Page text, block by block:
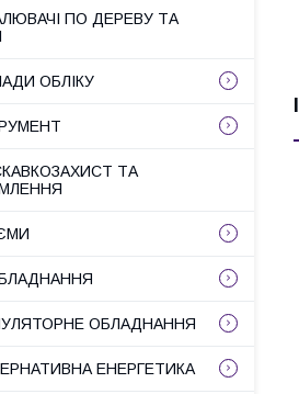
ПО ДЕРЕВУ ТА
ОБЛІКУ
ТА
ОБЛАДНАННЯ
ЕНЕРГЕТИКА